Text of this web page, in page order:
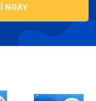
NGAY